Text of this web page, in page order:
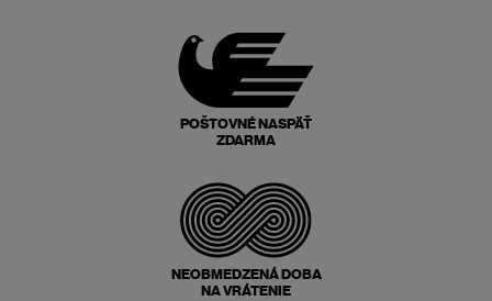
POŠTOVNÉ NASPÄŤ
ZDARMA
NEOBMEDZENÁ DOBA
NA VRÁTENIE